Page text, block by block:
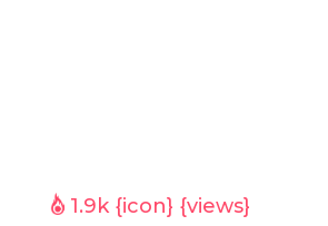
1.9k {icon} {views}